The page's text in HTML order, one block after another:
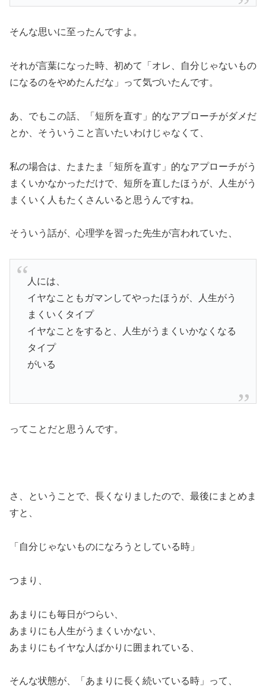
そんな思いに至ったんですよ。
それが言葉になった時、初めて「オレ、自分じゃないもの
になるのをやめたんだな」って気づいたんです。
あ、でもこの話、「短所を直す」的なアプローチがダメだ
とか、そういうこと言いたいわけじゃなくて、
私の場合は、たまたま「短所を直す」的なアプローチがう
まくいかなかっただけで、短所を直したほうが、人生がう
まくいく人もたくさんいると思うんですね。
そういう話が、心理学を習った先生が言われていた、
人には、
イヤなこともガマンしてやったほうが、人生がう
まくいくタイプ
イヤなことをすると、人生がうまくいかなくなる
タイプ
がいる
ってことだと思うんです。
さ、ということで、長くなりましたので、最後にまとめま
すと、
「自分じゃないものになろうとしている時」
つまり、
あまりにも毎日がつらい、
あまりにも人生がうまくいかない、
あまりにもイヤな人ばかりに囲まれている、
そんな状態が、「あまりに長く続いている時」って、